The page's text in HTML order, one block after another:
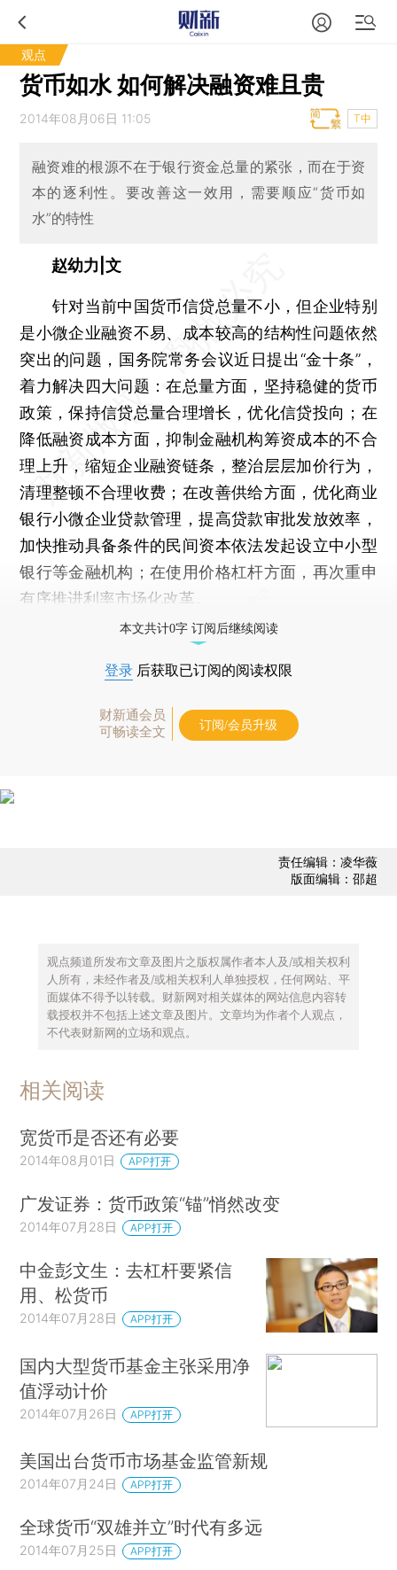
观点
货币如水 如何解决融资难且贵
2014年08月06日 11:05 T中
融资难的根源不在于银行资金总量的紧张，而在于资
本的逐利性。要改善这一效用，需要顺应“货币如
水”的特性
赵幼力|文
针对当前中国货币信贷总量不小，但企业特别
是小微企业融资不易、成本较高的结构性问题依然
突出的问题，国务院常务会议近日提出“金十条”，
着力解决四大问题：在总量方面，坚持稳健的货币
政策，保持信贷总量合理增长，优化信贷投向；在
降低融资成本方面，抑制金融机构筹资成本的不合
理上升，缩短企业融资链条，整治层层加价行为，
清理整顿不合理收费；在改善供给方面，优化商业
银行小微企业贷款管理，提高贷款审批发放效率，
加快推动具备条件的民间资本依法发起设立中小型
银行等金融机构；在使用价格杠杆方面，再次重申
有序推进利率市场化改革。
本文共计0字 订阅后继续阅读
登录 后获取已订阅的阅读权限
财新通会员
可畅读全文
订阅/会员升级
责任编辑：凌华薇
版面编辑：邵超
观点频道所发布文章及图片之版权属作者本人及/或相关权利
人所有，未经作者及/或相关权利人单独授权，任何网站、平
面媒体不得予以转载。财新网对相关媒体的网站信息内容转
载授权并不包括上述文章及图片。文章均为作者个人观点，
不代表财新网的立场和观点。
相关阅读
宽货币是否还有必要
2014年08月01日 APP打开
广发证券：货币政策“锚”悄然改变
2014年07月28日 APP打开
中金彭文生：去杠杆要紧信
用、松货币
2014年07月28日 APP打开
国内大型货币基金主张采用净
值浮动计价
2014年07月26日 APP打开
美国出台货币市场基金监管新规
2014年07月24日 APP打开
全球货币“双雄并立”时代有多远
2014年07月25日 APP打开